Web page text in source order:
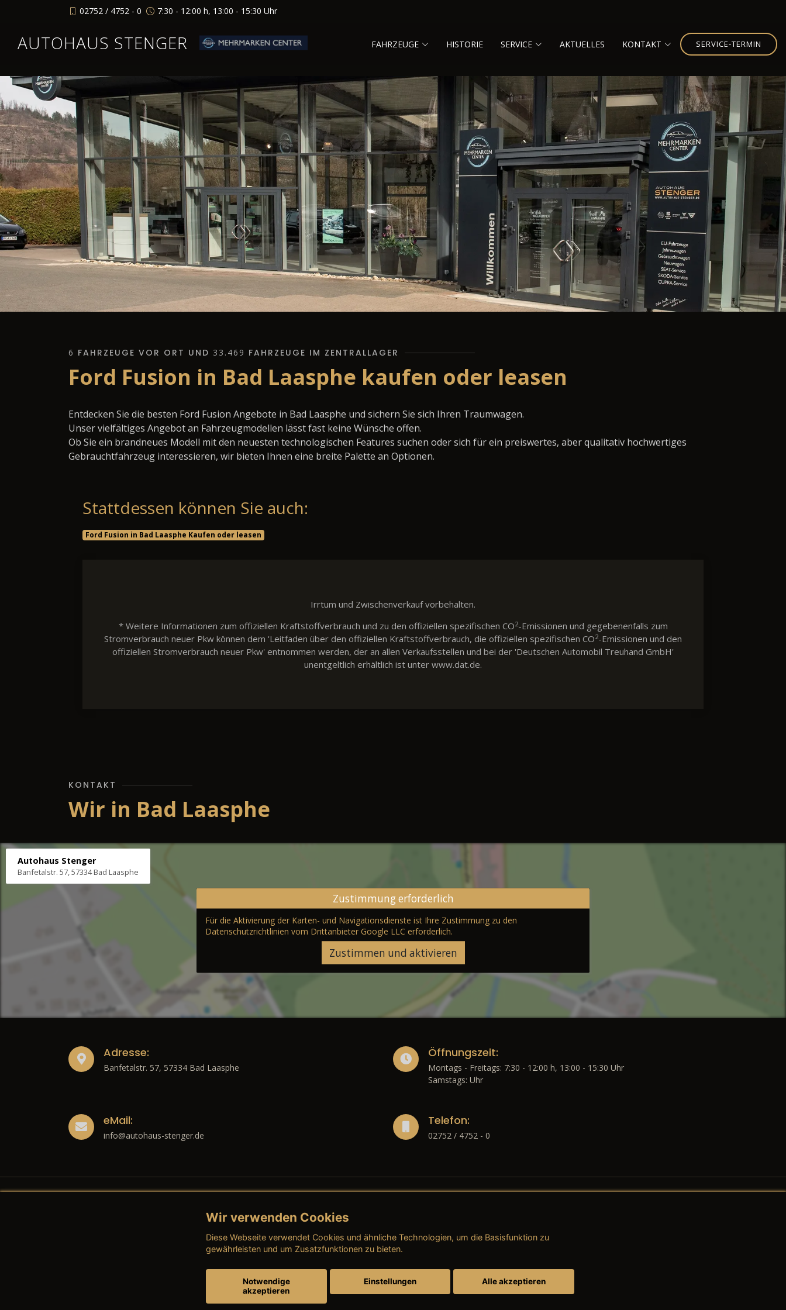
02752 / 4752 - 0 7:30 - 12:00 h, 13:00 - 15:30 Uhr
AUTOHAUS STENGER FAHRZEUGE HISTORIE SERVICE AKTUELLES KONTAKT SERVICE-TERMIN
6 FAHRZEUGE VOR ORT UND 33.469 FAHRZEUGE IM ZENTRALLAGER
Ford Fusion in Bad Laasphe kaufen oder leasen
Entdecken Sie die besten Ford Fusion Angebote in Bad Laasphe und sichern Sie sich Ihren Traumwagen.
Unser vielfältiges Angebot an Fahrzeugmodellen lässt fast keine Wünsche offen.
Ob Sie ein brandneues Modell mit den neuesten technologischen Features suchen oder sich für ein preiswertes, aber qualitativ hochwertiges
Gebrauchtfahrzeug interessieren, wir bieten Ihnen eine breite Palette an Optionen.
Stattdessen können Sie auch:
Ford Fusion in Bad Laasphe Kaufen oder leasen
Irrtum und Zwischenverkauf vorbehalten.
* Weitere Informationen zum offiziellen Kraftstoffverbrauch und zu den offiziellen spezifischen CO2-Emissionen und gegebenenfalls zum
Stromverbrauch neuer Pkw können dem 'Leitfaden über den offiziellen Kraftstoffverbrauch, die offiziellen spezifischen CO2-Emissionen und den
offiziellen Stromverbrauch neuer Pkw' entnommen werden, der an allen Verkaufsstellen und bei der 'Deutschen Automobil Treuhand GmbH'
unentgeltlich erhältlich ist unter www.dat.de.
KONTAKT
Wir in Bad Laasphe
Autohaus Stenger
Banfetalstr. 57, 57334 Bad Laasphe
Zustimmung erforderlich
Für die Aktivierung der Karten- und Navigationsdienste ist Ihre Zustimmung zu den
Datenschutzrichtlinien vom Drittanbieter Google LLC erforderlich.
Zustimmen und aktivieren
Adresse:
Banfetalstr. 57, 57334 Bad Laasphe
Öffnungszeit:
Montags - Freitags: 7:30 - 12:00 h, 13:00 - 15:30 Uhr
Samstags: Uhr
eMail:
info@autohaus-stenger.de
Telefon:
02752 / 4752 - 0
Rechtliches
→ Impressum
→ AGB (Neuwagen)
→ AGB (Teile & Zubehör)
Wir verwenden Cookies
Diese Webseite verwendet Cookies und ähnliche Technologien, um die Basisfunktion zu
gewährleisten und um Zusatzfunktionen zu bieten.
Notwendige
akzeptieren
Einstellungen Alle akzeptieren